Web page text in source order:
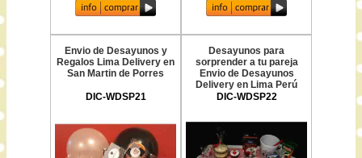
Envio de Desayunos y
Regalos Lima Delivery en
San Martin de Porres
DIC-WDSP21
Desayunos para
sorprender a tu pareja
Envio de Desayunos
Delivery en Lima Perú
DIC-WDSP22